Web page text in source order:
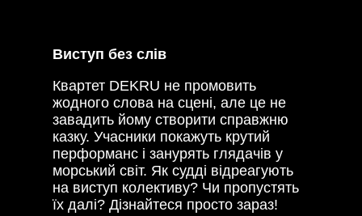
Виступ без слів
Квартет DEKRU не промовить
жодного слова на сцені, але це не
завадить йому створити справжню
казку. Учасники покажуть крутий
перформанс і занурять глядачів у
морський світ. Як судді відреагують
на виступ колективу? Чи пропустять
їх далі? Дізнайтеся просто зараз!